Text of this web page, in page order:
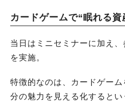
カードゲームで“眠れる資
当日はミニセミナーに加え
を実施。
特徴的なのは、カードゲー
分の魅力を見える化するとい